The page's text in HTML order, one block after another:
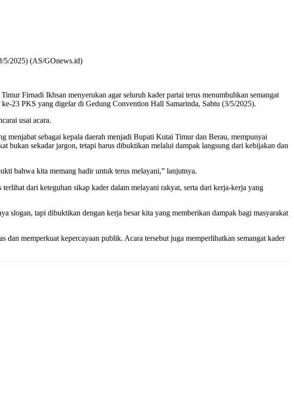
5/2025) (AS/GOnews.id)
Firnadi Ikhsan menyerukan agar seluruh kader partai terus menumbuhkan semangat
23 PKS yang digelar di Gedung Convention Hall Samarinda, Sabtu (3/5/2025).
usai acara.
sebagai kepala daerah menjadi Bupati Kutai Timur dan Berau, mempunyai
bukan sekadar jargon, tetapi harus dibuktikan melalui dampak langsung dari kebijakan dan
bahwa kita memang hadir untuk terus melayani,” lanjutnya.
dari keteguhan sikap kader dalam melayani rakyat, serta dari kerja-kerja yang
slogan, tapi dibuktikan dengan kerja besar kita yang memberikan dampak bagi masyarakat
memperkuat kepercayaan publik. Acara tersebut juga memperlihatkan semangat kader